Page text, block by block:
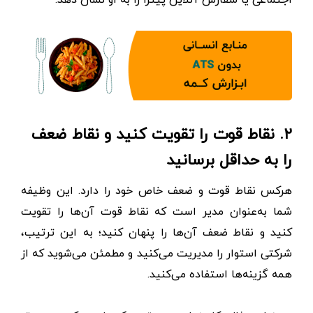
۲. نقاط قوت را تقویت کنید و نقاط ضعف
را به حداقل برسانید
هرکس نقاط قوت و ضعف خاص خود را دارد. این وظیفه
شما به‌عنوان مدیر است که نقاط قوت آن‌ها را تقویت
کنید و نقاط ضعف آن‌ها را پنهان کنید؛ به این ترتیب،
شرکتی استوار را مدیریت می‌کنید و مطمئن می‌شوید که از
همه گزینه‌ها استفاده می‌کنید.